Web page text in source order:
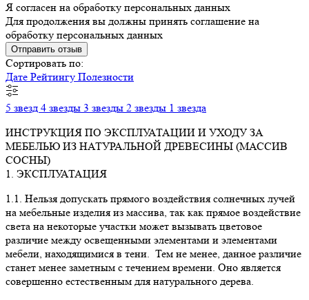
Я согласен на обработку персональных данных
Для продолжения вы должны принять соглашение на
обработку персональных данных
Отправить отзыв
Сортировать по:
Дате Рейтингу Полезности
5 звезд 4 звезды 3 звезды 2 звезды 1 звезда
ИНСТРУКЦИЯ ПО ЭКСПЛУАТАЦИИ И УХОДУ ЗА
МЕБЕЛЬЮ ИЗ НАТУРАЛЬНОЙ ДРЕВЕСИНЫ (МАССИВ
СОСНЫ)
1. ЭКСПЛУАТАЦИЯ
1.1. Нельзя допускать прямого воздействия солнечных лучей
на мебельные изделия из массива, так как прямое воздействие
света на некоторые участки может вызывать цветовое
различие между освещенными элементами и элементами
мебели, находящимися в тени. Тем не менее, данное различие
станет менее заметным с течением времени. Оно является
совершенно естественным для натурального дерева.